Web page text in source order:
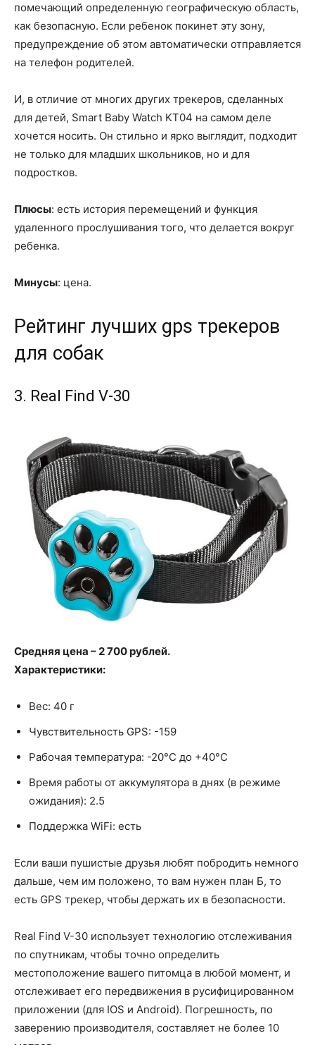
помечающий определенную географическую область,
как безопасную. Если ребенок покинет эту зону,
предупреждение об этом автоматически отправляется
на телефон родителей.
И, в отличие от многих других трекеров, сделанных
для детей, Smart Baby Watch KT04 на самом деле
хочется носить. Он стильно и ярко выглядит, подходит
не только для младших школьников, но и для
подростков.
Плюсы: есть история перемещений и функция
удаленного прослушивания того, что делается вокруг
ребенка.
Минусы: цена.
Рейтинг лучших gps трекеров
для собак
3. Real Find V-30
Средняя цена – 2 700 рублей.
Характеристики:
Вес: 40 г
Чувствительность GPS: -159
Рабочая температура: -20°C до +40°C
Время работы от аккумулятора в днях (в режиме
ожидания): 2.5
Поддержка WiFi: есть
Если ваши пушистые друзья любят побродить немного
дальше, чем им положено, то вам нужен план Б, то
есть GPS трекер, чтобы держать их в безопасности.
Real Find V-30 использует технологию отслеживания
по спутникам, чтобы точно определить
местоположение вашего питомца в любой момент, и
отслеживает его передвижения в русифицированном
приложении (для IOS и Android). Погрешность, по
заверению производителя, составляет не более 10